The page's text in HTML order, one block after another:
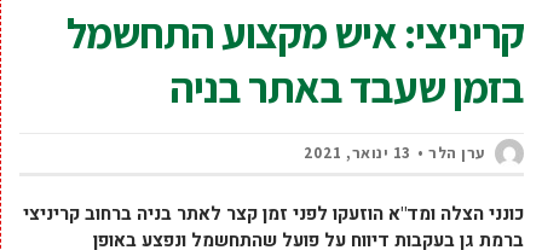
קריניצי: איש מקצוע התחשמל
בזמן שעבד באתר בניה
ערן הלר 13 ינואר, 2021
כונני הצלה ומד"א הוזעקו לפני זמן קצר לאתר בניה ברחוב קריניצי
ברמת גן בעקבות דיווח על פועל שהתחשמל ונפצע באופן